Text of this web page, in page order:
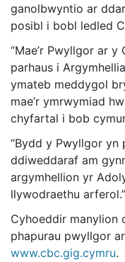
ganolbwyntio ar
posibl i bobl ledled
“Mae’r Pwyllgor ar
parhaus i
ymateb meddygol
mae’r ymrwymiad
chyfartal i bob
“Bydd y Pwyllgor
ddiweddaraf am
argymhellion yr
llywodraethu arferol.”
Cyhoeddir
phapurau pwyllgor
www.cbc.gig.cymru.